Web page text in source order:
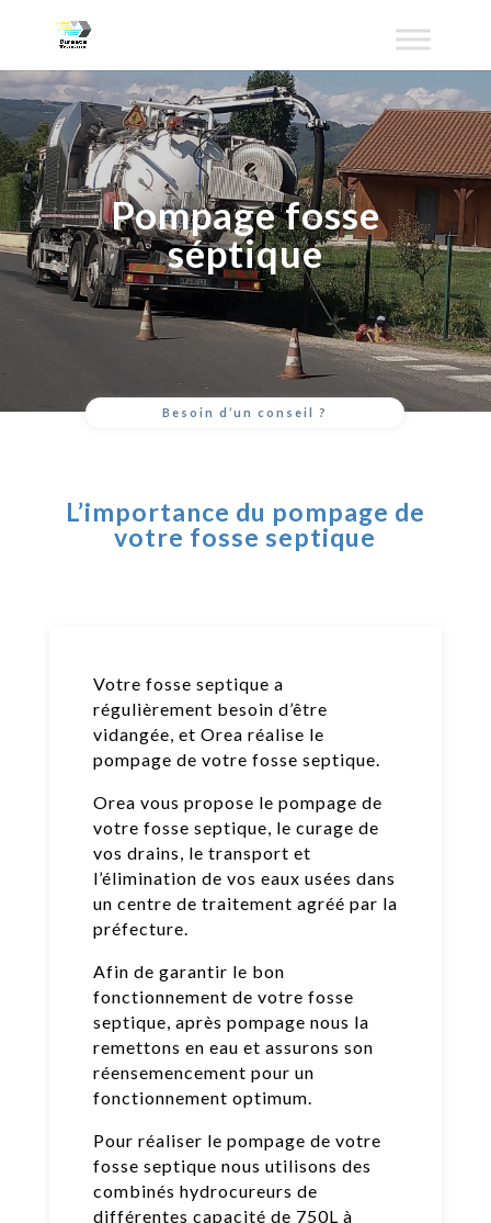
Pompage fosse
séptique
Besoin d’un conseil ?
L’importance du pompage de
votre fosse septique
Votre fosse septique a
régulièrement besoin d’être
vidangée, et Orea réalise le
pompage de votre fosse septique.
Orea vous propose le pompage de
votre fosse septique, le curage de
vos drains, le transport et
l’élimination de vos eaux usées dans
un centre de traitement agréé par la
préfecture.
Afin de garantir le bon
fonctionnement de votre fosse
septique, après pompage nous la
remettons en eau et assurons son
réensemencement pour un
fonctionnement optimum.
Pour réaliser le pompage de votre
fosse septique nous utilisons des
combinés hydrocureurs de
différentes capacité de 750L à